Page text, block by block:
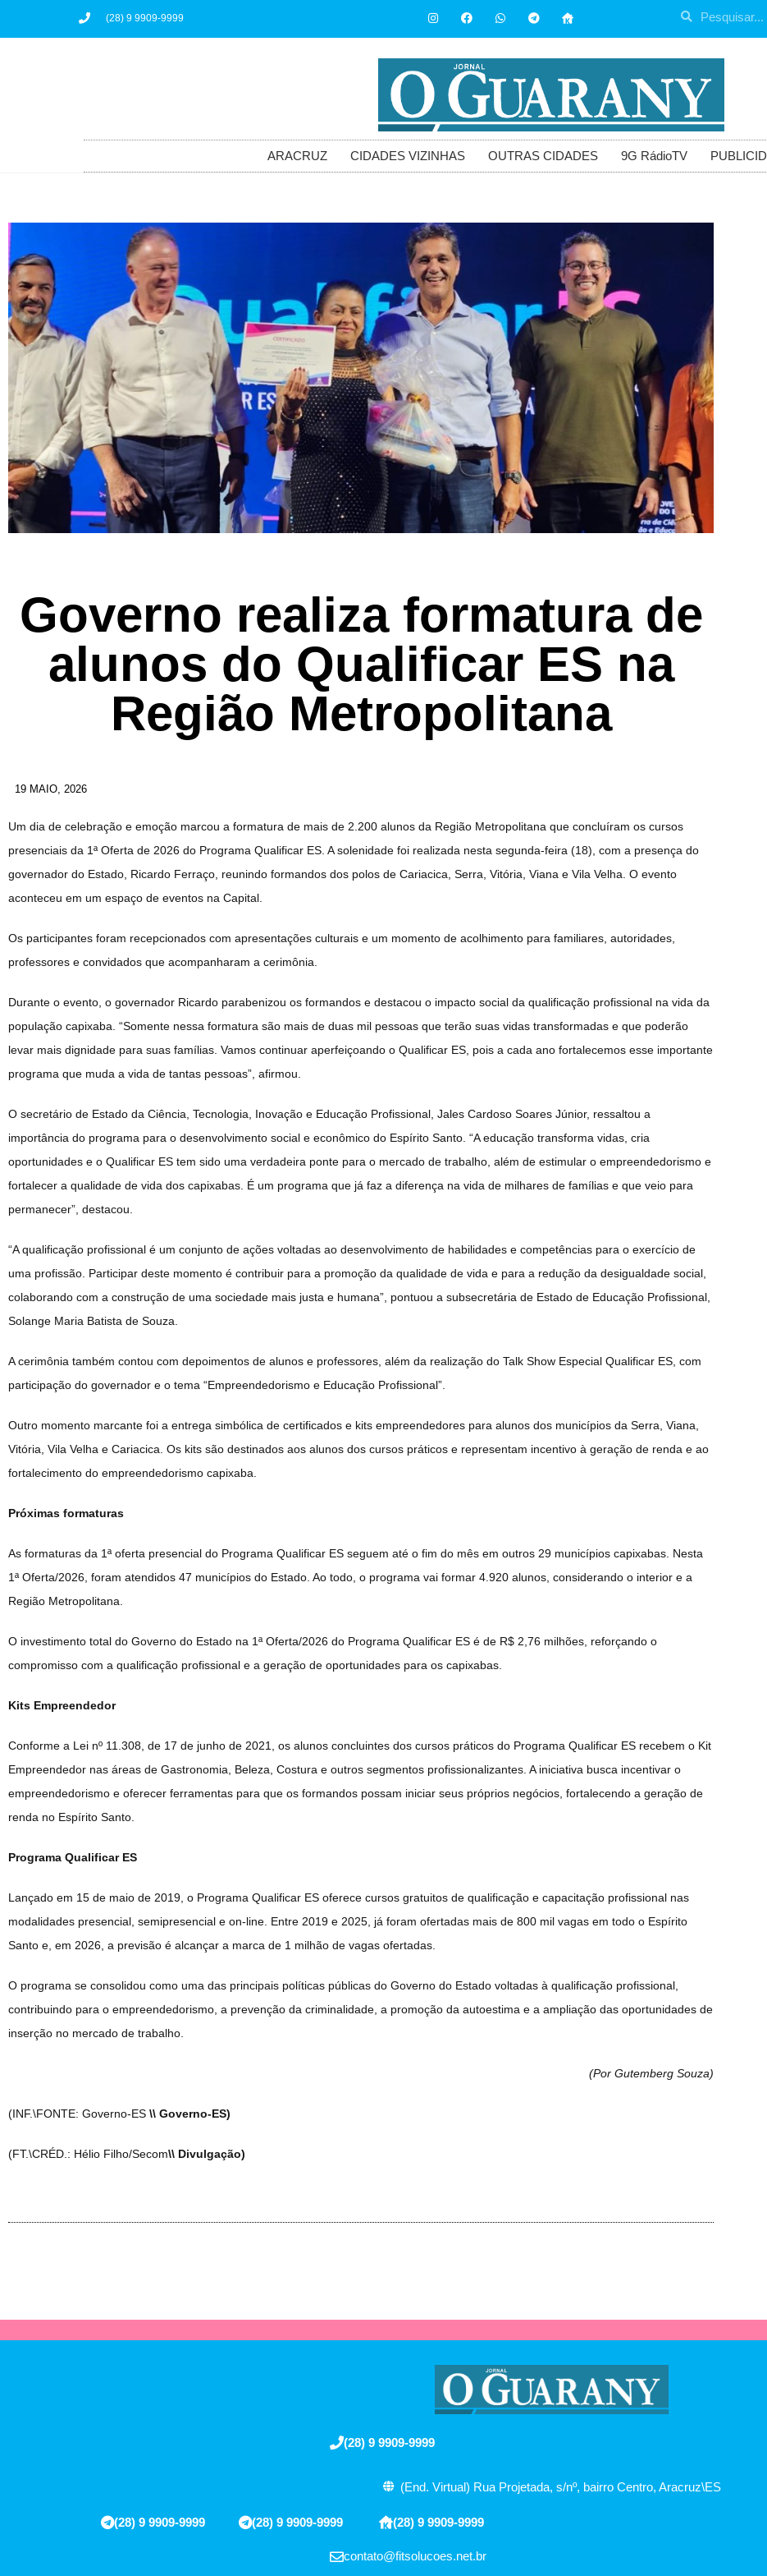
(28) 9 9909-9999
ARACRUZ CIDADES VIZINHAS OUTRAS CIDADES 9G RádioTV
Governo realiza formatura de
alunos do Qualificar ES na
Região Metropolitana
19 MAIO, 2026
Um dia de celebração e emoção marcou a formatura de mais de 2.200 alunos da Região Metropolitana que concluíram os cursos
presenciais da 1ª Oferta de 2026 do Programa Qualificar ES. A solenidade foi realizada nesta segunda-feira (18), com a presença do
governador do Estado, Ricardo Ferraço, reunindo formandos dos polos de Cariacica, Serra, Vitória, Viana e Vila Velha. O evento
aconteceu em um espaço de eventos na Capital.
Os participantes foram recepcionados com apresentações culturais e um momento de acolhimento para familiares, autoridades,
professores e convidados que acompanharam a cerimônia.
Durante o evento, o governador Ricardo parabenizou os formandos e destacou o impacto social da qualificação profissional na vida da
população capixaba. “Somente nessa formatura são mais de duas mil pessoas que terão suas vidas transformadas e que poderão
levar mais dignidade para suas famílias. Vamos continuar aperfeiçoando o Qualificar ES, pois a cada ano fortalecemos esse importante
programa que muda a vida de tantas pessoas”, afirmou.
O secretário de Estado da Ciência, Tecnologia, Inovação e Educação Profissional, Jales Cardoso Soares Júnior, ressaltou a
importância do programa para o desenvolvimento social e econômico do Espírito Santo. “A educação transforma vidas, cria
oportunidades e o Qualificar ES tem sido uma verdadeira ponte para o mercado de trabalho, além de estimular o empreendedorismo e
fortalecer a qualidade de vida dos capixabas. É um programa que já faz a diferença na vida de milhares de famílias e que veio para
permanecer”, destacou.
“A qualificação profissional é um conjunto de ações voltadas ao desenvolvimento de habilidades e competências para o exercício de
uma profissão. Participar deste momento é contribuir para a promoção da qualidade de vida e para a redução da desigualdade social,
colaborando com a construção de uma sociedade mais justa e humana”, pontuou a subsecretária de Estado de Educação Profissional,
Solange Maria Batista de Souza.
A cerimônia também contou com depoimentos de alunos e professores, além da realização do Talk Show Especial Qualificar ES, com
participação do governador e o tema “Empreendedorismo e Educação Profissional”.
Outro momento marcante foi a entrega simbólica de certificados e kits empreendedores para alunos dos municípios da Serra, Viana,
Vitória, Vila Velha e Cariacica. Os kits são destinados aos alunos dos cursos práticos e representam incentivo à geração de renda e ao
fortalecimento do empreendedorismo capixaba.
Próximas formaturas
As formaturas da 1ª oferta presencial do Programa Qualificar ES seguem até o fim do mês em outros 29 municípios capixabas. Nesta
1ª Oferta/2026, foram atendidos 47 municípios do Estado. Ao todo, o programa vai formar 4.920 alunos, considerando o interior e a
Região Metropolitana.
O investimento total do Governo do Estado na 1ª Oferta/2026 do Programa Qualificar ES é de R$ 2,76 milhões, reforçando o
compromisso com a qualificação profissional e a geração de oportunidades para os capixabas.
Kits Empreendedor
Conforme a Lei nº 11.308, de 17 de junho de 2021, os alunos concluintes dos cursos práticos do Programa Qualificar ES recebem o Kit
Empreendedor nas áreas de Gastronomia, Beleza, Costura e outros segmentos profissionalizantes. A iniciativa busca incentivar o
empreendedorismo e oferecer ferramentas para que os formandos possam iniciar seus próprios negócios, fortalecendo a geração de
renda no Espírito Santo.
Programa Qualificar ES
Lançado em 15 de maio de 2019, o Programa Qualificar ES oferece cursos gratuitos de qualificação e capacitação profissional nas
modalidades presencial, semipresencial e on-line. Entre 2019 e 2025, já foram ofertadas mais de 800 mil vagas em todo o Espírito
Santo e, em 2026, a previsão é alcançar a marca de 1 milhão de vagas ofertadas.
O programa se consolidou como uma das principais políticas públicas do Governo do Estado voltadas à qualificação profissional,
contribuindo para o empreendedorismo, a prevenção da criminalidade, a promoção da autoestima e a ampliação das oportunidades de
inserção no mercado de trabalho.
(Por Gutemberg Souza)
(INF.\FONTE: Governo-ES \\ Governo-ES)
(FT.\CRÉD.: Hélio Filho/Secom\\ Divulgação)
(28) 9 9909-9999
(End. Virtual) Rua Projetada, s/nº, bairro Centro, Aracruz\ES
(28) 9 9909-9999 (28) 9 9909-9999 (28) 9 9909-9999
contato@fitsolucoes.net.br